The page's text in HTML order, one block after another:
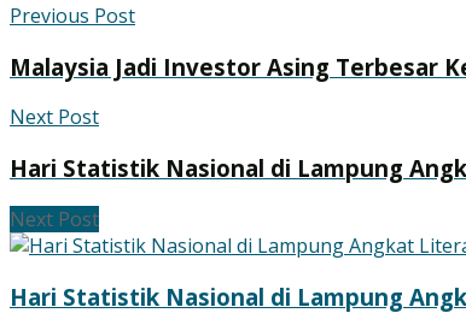
Previous Post
Malaysia Jadi Investor Asing Terbesar
Next Post
Hari Statistik Nasional di Lampung
Next Post
Hari Statistik Nasional di Lampung